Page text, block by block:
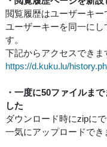
閲覧履歴はユーザーキ
ユーザーキーを同一に
す。
下記からアクセスできま
https://d.kuku.lu/
・一度に50ファイルま
した
ダウンロード時にzipに
一気にアップロードでき